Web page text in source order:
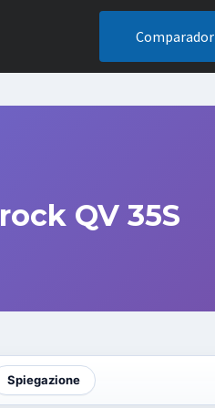
Comparador
QV 35S
Spiegazione